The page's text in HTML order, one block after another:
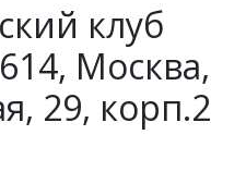
клуб
Москва,
29, корп.2